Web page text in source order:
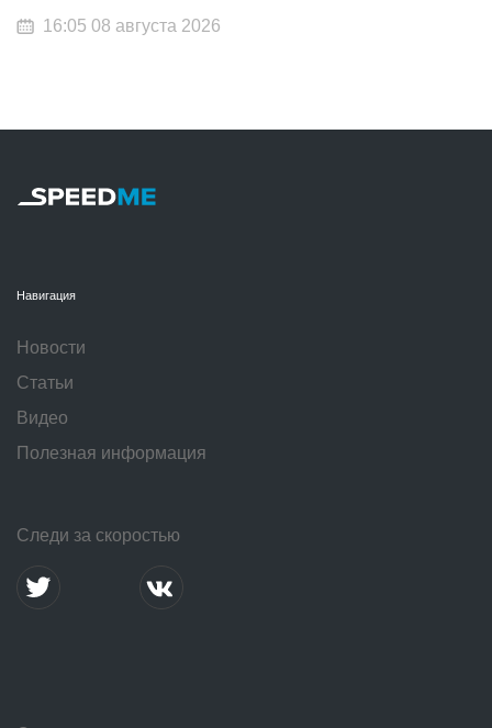
16:05 08 августа 2026
Навигация
Новости
Статьи
Видео
Полезная информация
Следи за скоростью